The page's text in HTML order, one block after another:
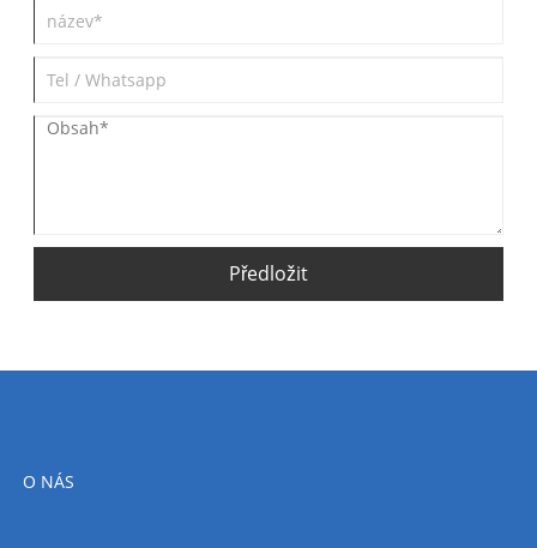
Předložit
O NÁS